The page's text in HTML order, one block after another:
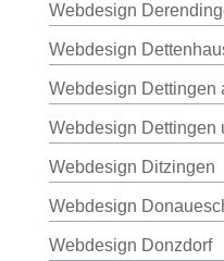
Webdesign
Webdesign
Webdesign Dettingen
Webdesign Dettingen
Webdesign Ditzingen
Webdesign
Webdesign Donzdorf